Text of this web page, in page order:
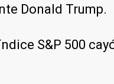
Donald Trump.
S&P 500